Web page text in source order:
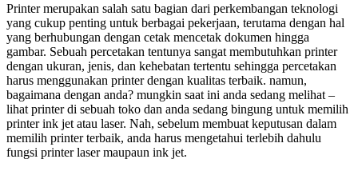
Printer merupakan salah satu bagian dari perkembangan teknologi
yang cukup penting untuk berbagai pekerjaan, terutama dengan hal
yang berhubungan dengan cetak mencetak dokumen hingga
gambar. Sebuah percetakan tentunya sangat membutuhkan printer
dengan ukuran, jenis, dan kehebatan tertentu sehingga percetakan
harus menggunakan printer dengan kualitas terbaik. namun,
bagaimana dengan anda? mungkin saat ini anda sedang melihat –
lihat printer di sebuah toko dan anda sedang bingung untuk memilih
printer ink jet atau laser. Nah, sebelum membuat keputusan dalam
memilih printer terbaik, anda harus mengetahui terlebih dahulu
fungsi printer laser maupaun ink jet.